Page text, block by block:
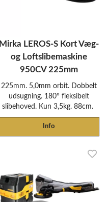
Mirka LEROS-S Kort Væg-
og Loftslibemaskine
950CV 225mm
225mm. 5,0mm orbit. Dobbelt
udsugning. 180° fleksibelt
slibehoved. Kun 3,5kg. 88cm.
Info